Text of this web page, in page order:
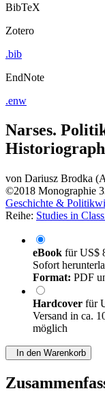
BibTeX
Zotero
.bib
EndNote
.enw
Narses.
von Dariusz Brodka
©2018 Monographie
Geschichte &
Reihe: Studies in
eBook fürUS$
Sofort
Format: PDF
Hardcover für
Versand in ca.
möglich
In den Warenkorb